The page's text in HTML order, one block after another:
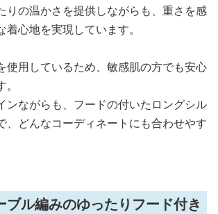
りの温かさを提供しながらも、重さを感
着心地を実現しています。
使用しているため、敏感肌の方でも安心
ンながらも、フードの付いたロングシル
、どんなコーディネートにも合わせやす
ブル編みのゆったりフード付き